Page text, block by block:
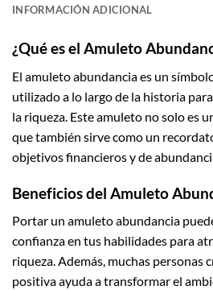
INFORMACIÓN ADICIONAL
¿Qué es el Amuleto
El amuleto abundancia es un
utilizado a lo largo de la historia
la riqueza. Este amuleto no solo es
que también sirve como un
objetivos financieros y de
Beneficios del Amuleto
Portar un amuleto abundancia
confianza en tus habilidades para
riqueza. Además, muchas personas
positiva ayuda a transformar el